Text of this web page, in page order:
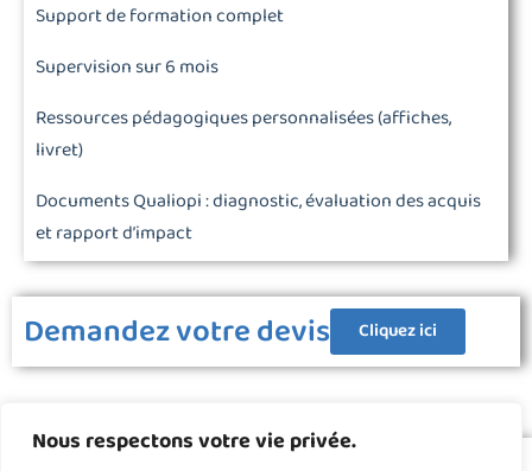
Nous respectons votre vie privée.
Support de formation complet
Supervision sur 6 mois
Ressources pédagogiques personnalisées (affiches,
livret)
Documents Qualiopi : diagnostic, évaluation des acquis
et rapport d’impact
Demandez votre devis Cliquez ici